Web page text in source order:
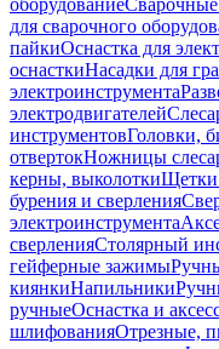
оборудованиеСварочные
для сварочного
пайкиОснастка для
оснасткиНасадки для
электроинструмента
электродвигателей
инструментовГоловки,
отвертокНожницы
керны, выколоткиЩетки
бурения и сверления
электроинструмента
сверленияСтолярный
гейферные зажимы
киянкиНапильники
ручныеОснастка и
шлифованияОтрезные,